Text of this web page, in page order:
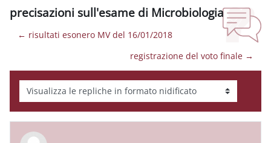
precisazioni sull'esame di Microbiologia
← risultati esonero MV del 16/01/2018
registrazione del voto finale →
Modalità visualizzazione